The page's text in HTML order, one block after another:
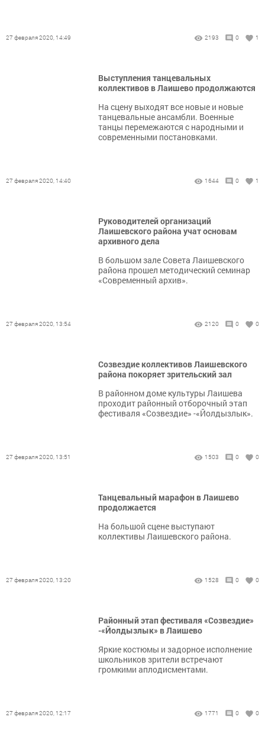
27 февраля 2020, 14:49 2193 0 1
Выступления танцевальных
коллективов в Лаишево продолжаются
На сцену выходят все новые и новые
танцевальные ансамбли. Военные
танцы перемежаются с народными и
современными постановками.
27 февраля 2020, 14:40 1644 0 1
Руководителей организаций
Лаишевского района учат основам
архивного дела
В большом зале Совета Лаишевского
района прошел методический семинар
«Современный архив».
27 февраля 2020, 13:54 2120 0 0
Созвездие коллективов Лаишевского
района покоряет зрительский зал
В районном доме культуры Лаишева
проходит районный отборочный этап
фестиваля «Созвездие» -«Йолдызлык».
27 февраля 2020, 13:51 1503 0 0
Танцевальный марафон в Лаишево
продолжается
На большой сцене выступают
коллективы Лаишевского района.
27 февраля 2020, 13:20 1528 0 0
Районный этап фестиваля «Созвездие»
-«Йолдызлык» в Лаишево
Яркие костюмы и задорное исполнение
школьников зрители встречают
громкими аплодисментами.
27 февраля 2020, 12:17 1771 0 0